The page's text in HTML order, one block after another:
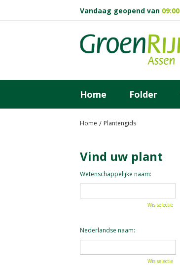
Home Plantengids
Vandaag geopend van 09:00
Home Folder
Vind uw plant
Wetenschappelijke naam:
Wis selectie
Nederlandse naam:
Wis selectie